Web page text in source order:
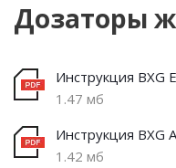
Дозаторы
Инструкция BXG
1.47 мб
Инструкция BXG
1.42 мб